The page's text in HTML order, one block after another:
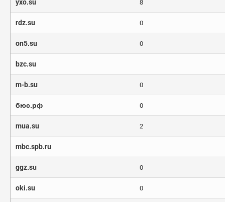
8
rdz.su 0
on5.su 0
bzc.su
m-b.su 0
бюс.рф 0
mua.su 2
mbc.spb.ru
ggz.su 0
oki.su 0